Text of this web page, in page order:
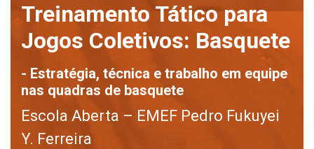
Treinamento Tático para
Jogos Coletivos: Basquete
- Estratégia, técnica e trabalho em equipe
nas quadras de basquete
Escola Aberta – EMEF Pedro Fukuyei
Y. Ferreira